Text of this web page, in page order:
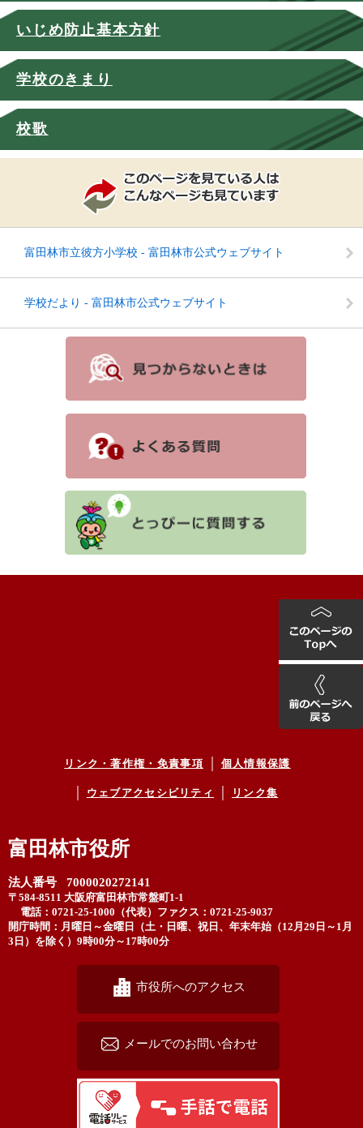
いじめ防止基本方針
学校のきまり
校歌
富田林市立彼方小学校 - 富田林市公式ウェブサイト
学校だより - 富田林市公式ウェブサイト
リンク・著作権・免責事項 個人情報保護
ウェブアクセシビリティ リンク集
富田林市役所
法人番号 7000020272141
〒584-8511 大阪府富田林市常盤町1-1
電話：0721-25-1000（代表） ファクス：0721-25-9037
開庁時間：月曜日～金曜日（土・日曜、祝日、年末年始（12月29日～1月
3日）を除く）9時00分～17時00分
市役所へのアクセス
メールでのお問い合わせ